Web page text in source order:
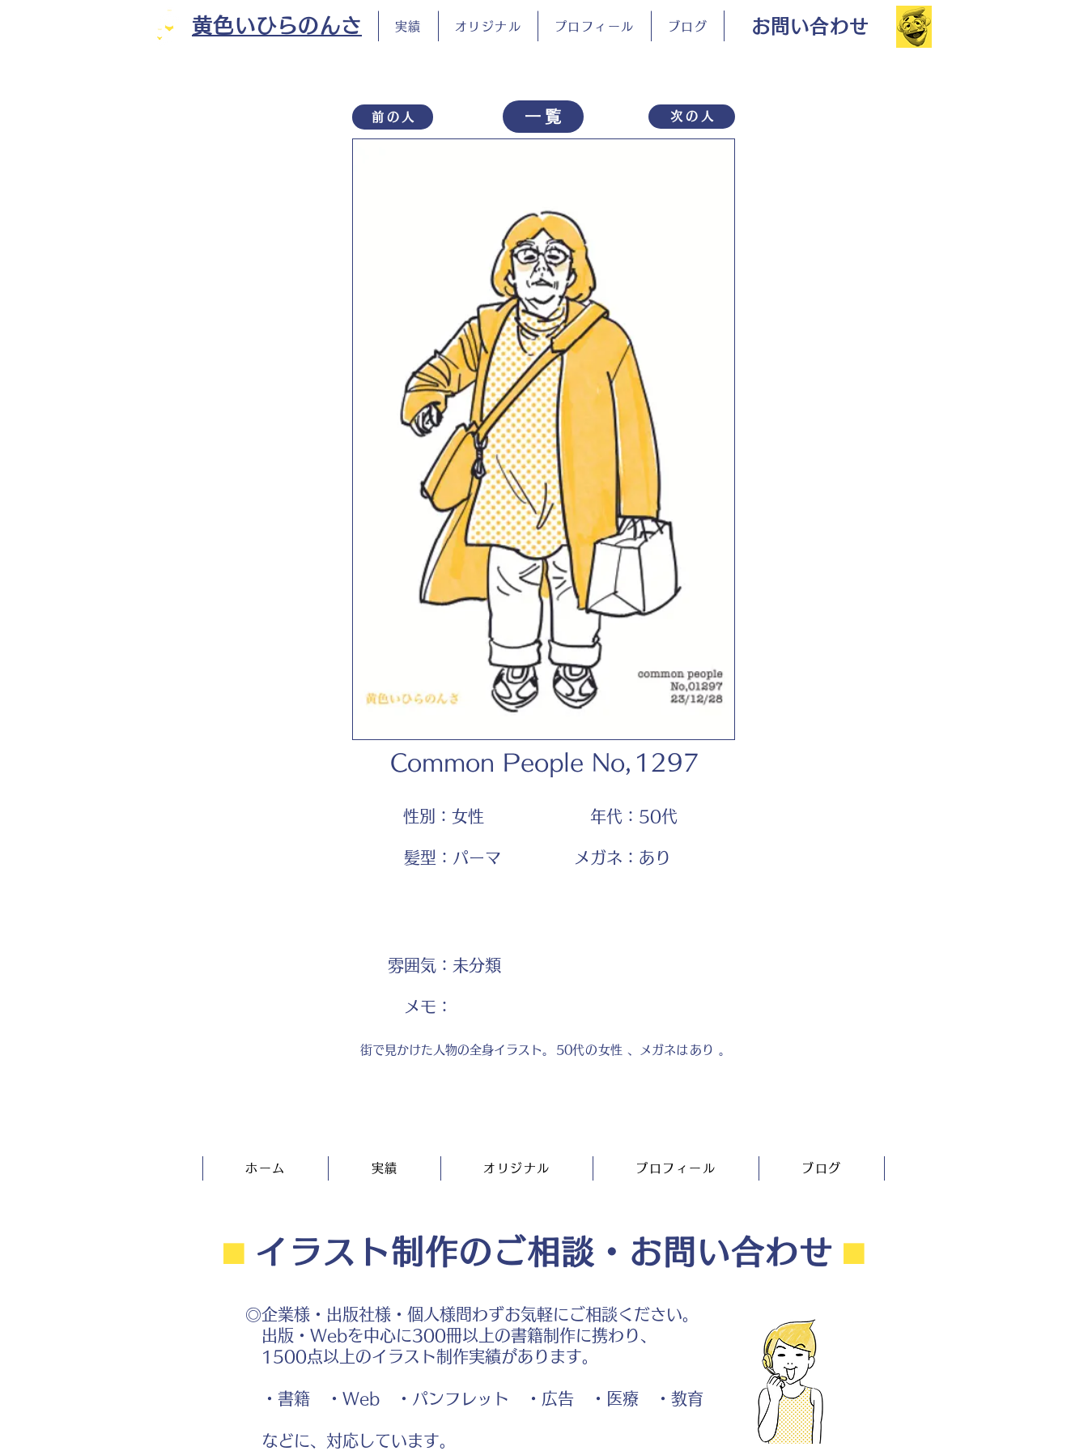
黄色いひらのんさ 実績 オリジナル プロフィール ブログ お問い合わせ
前の人 一覧 次の人
Common People No, 1297
性別： 女性
髪型： パーマ
年代： 50代
メガネ： あり
雰囲気： 未分類
​メモ：
街で見かけた人物の全身イラスト。 50代の女性 、メガネは あり 。
ホーム 実績 オリジナル プロフィール ブログ
⬛︎ イラスト制作のご相談・お問い合わせ ⬛︎
◎企業様・出版社様・個人様問わずお気軽にご相談ください。
出版・Webを中心に300冊以上の書籍制作に携わり、
1500点以上のイラスト制作実績があります。
・書籍 ・Web ・パンフレット ・広告 ・医療 ・教育
などに、対応しています。